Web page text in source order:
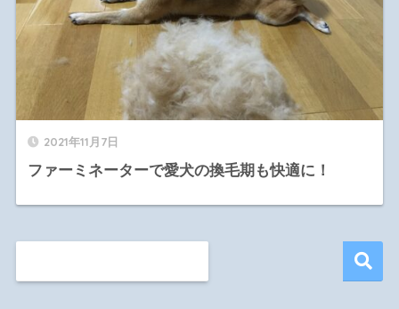
2021年11月7日
ファーミネーターで愛犬の換毛期も快適に！